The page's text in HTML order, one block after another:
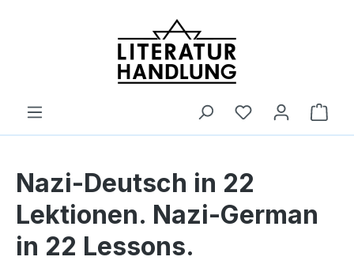
Nazi-Deutsch in 22
Lektionen. Nazi-German
in 22 Lessons.